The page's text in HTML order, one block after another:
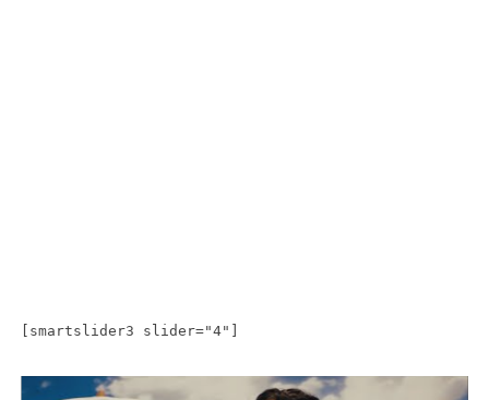
[smartslider3 slider="4"]